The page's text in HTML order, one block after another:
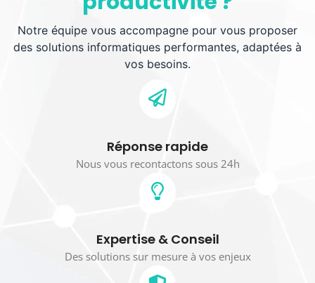
Notre équipe vous accompagne pour vous proposer
des solutions informatiques performantes, adaptées à
vos besoins.
Réponse rapide
Nous vous recontactons sous 24h
Expertise & Conseil
Des solutions sur mesure à vos enjeux